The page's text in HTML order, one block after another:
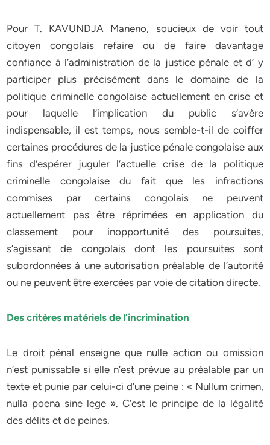
Pour T. KAVUNDJA Maneno, soucieux de voir tout
citoyen congolais refaire ou de faire davantage
confiance à l’administration de la justice pénale et d’ y
participer plus précisément dans le domaine de la
politique criminelle congolaise actuellement en crise et
pour laquelle l’implication du public s’avère
indispensable, il est temps, nous semble-t-il de coiffer
certaines procédures de la justice pénale congolaise aux
fins d’espérer juguler l’actuelle crise de la politique
criminelle congolaise du fait que les infractions
commises par certains congolais ne peuvent
actuellement pas être réprimées en application du
classement pour inopportunité des poursuites,
s’agissant de congolais dont les poursuites sont
subordonnées à une autorisation préalable de l’autorité
ou ne peuvent être exercées par voie de citation directe.
Des critères matériels de l’incrimination
Le droit pénal enseigne que nulle action ou omission
n’est punissable si elle n’est prévue au préalable par un
texte et punie par celui-ci d’une peine : « Nullum crimen,
nulla poena sine lege ». C’est le principe de la légalité
des délits et de peines.